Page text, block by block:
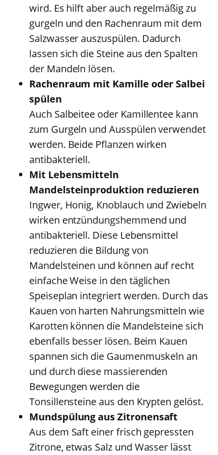
wird. Es hilft aber auch regelmäßig zu
gurgeln und den Rachenraum mit dem
Salzwasser auszuspülen. Dadurch
lassen sich die Steine aus den Spalten
der Mandeln lösen.
Rachenraum mit Kamille oder Salbei
spülen
Auch Salbeitee oder Kamillentee kann
zum Gurgeln und Ausspülen verwendet
werden. Beide Pflanzen wirken
antibakteriell.
Mit Lebensmitteln
Mandelsteinproduktion reduzieren
Ingwer, Honig, Knoblauch und Zwiebeln
wirken entzündungshemmend und
antibakteriell. Diese Lebensmittel
reduzieren die Bildung von
Mandelsteinen und können auf recht
einfache Weise in den täglichen
Speiseplan integriert werden. Durch das
Kauen von harten Nahrungsmitteln wie
Karotten können die Mandelsteine sich
ebenfalls besser lösen. Beim Kauen
spannen sich die Gaumenmuskeln an
und durch diese massierenden
Bewegungen werden die
Tonsillensteine aus den Krypten gelöst.
Mundspülung aus Zitronensaft
Aus dem Saft einer frisch gepressten
Zitrone, etwas Salz und Wasser lässt